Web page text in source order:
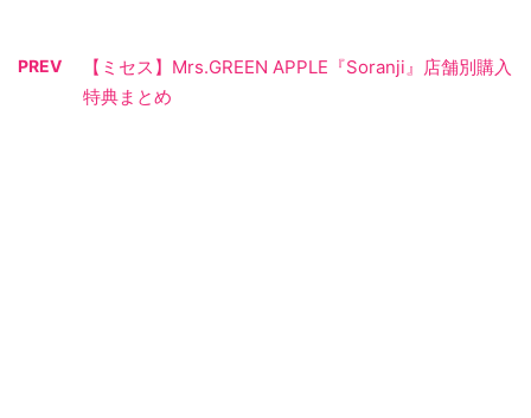
PREV
【ミセス】Mrs.GREEN APPLE『Soranji』店舗別購入
特典まとめ